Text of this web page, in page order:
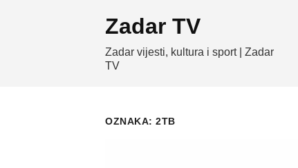
Zadar TV
Zadar vijesti, kultura i sport | Zadar
TV
OZNAKA: 2TB